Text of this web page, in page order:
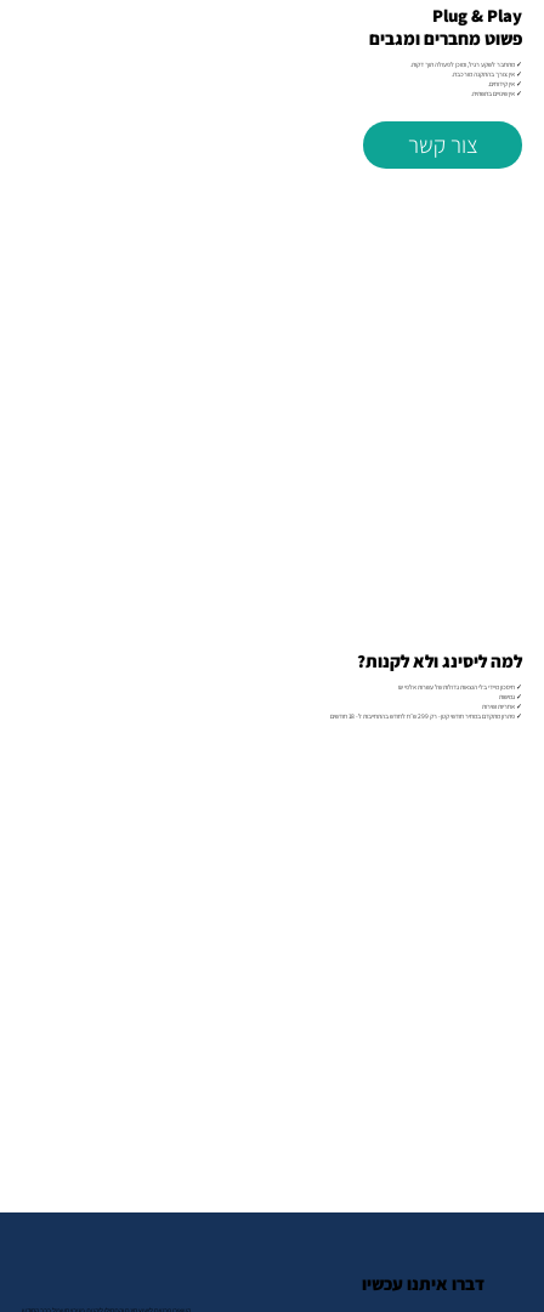
Plug & Play
פשוט מחברים ומגבים
✓ מתחבר לשקע רגיל, ומוכן לפעולה תוך דקות.
✓ אין צורך בהתקנה מורכבת.
✓ אין קידוחים.
✓ אין שינויים בתשתית.
צור קשר
למה ליסינג ולא לקנות?
✓ חיסכון מיידי בלי הוצאות גדולות של עשרות אלפי ₪
✓ גמישות
✓ אחריות ושירות
✓ פתרון מתקדם במחיר חודשי קטן- רק 299 ש״ח לחודש בהתחייבות ל- 18 חודשים
דברו איתנו עכשיו